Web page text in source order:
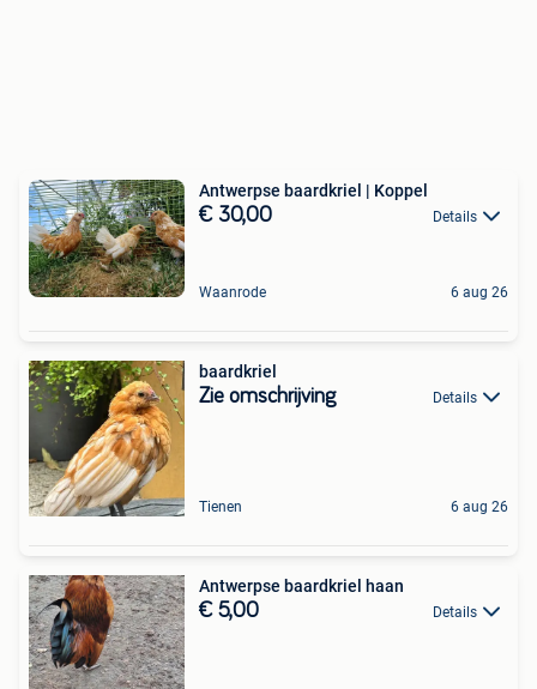
Antwerpse baardkriel | Koppel
€ 30,00 Details
Waanrode 6 aug 26
baardkriel
Zie omschrijving Details
Tienen 6 aug 26
Antwerpse baardkriel haan
€ 5,00 Details